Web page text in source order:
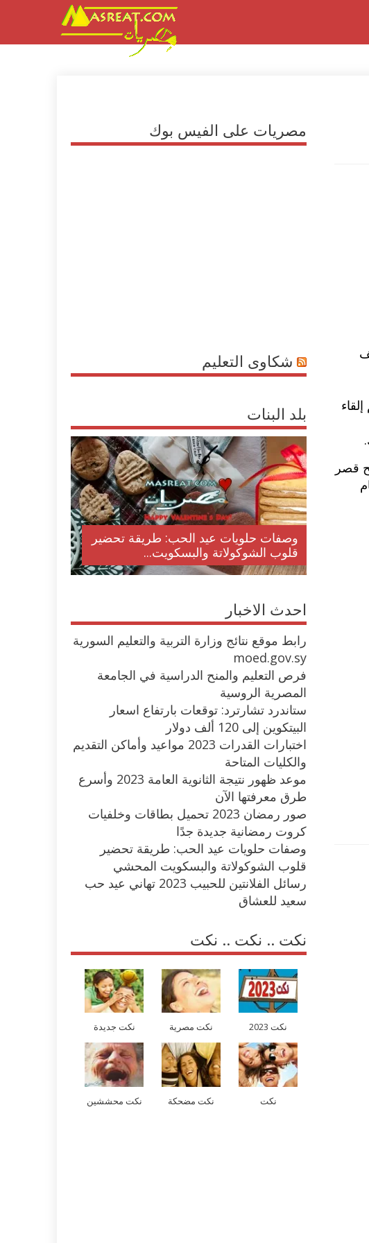
جنح قصر
مصريات على الفيس بوك
شكاوى التعليم
بلد البنات
وصفات حلويات عيد الحب: طريقة تحضير
قلوب الشوكولاتة والبسكويت...
احدث الاخبار
رابط موقع نتائج وزارة التربية والتعليم السورية
moed.gov.sy
فرص التعليم والمنح الدراسية في الجامعة
المصرية الروسية
ستاندرد تشارترد: توقعات بارتفاع اسعار
البيتكوين إلى 120 ألف دولار
اختبارات القدرات 2023 مواعيد وأماكن التقديم
والكليات المتاحة
موعد ظهور نتيجة الثانوية العامة 2023 وأسرع
طرق معرفتها الآن
صور رمضان 2023 تحميل بطاقات وخلفيات
كروت رمضانية جديدة جدًا
وصفات حلويات عيد الحب: طريقة تحضير
قلوب الشوكولاتة والبسكويت المحشي
رسائل الفلانتين للحبيب 2023 تهاني عيد حب
سعيد للعشاق
نكت .. نكت .. نكت
نكت 2023 نكت مصرية نكت جديدة
نكت نكت مضحكة نكت محششين